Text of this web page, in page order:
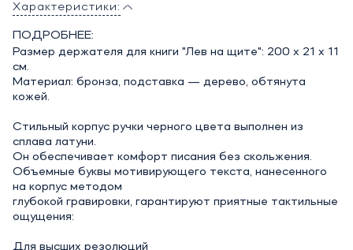
Характеристики:
ПОДРОБНЕЕ:
Размер держателя для книги "Лев на щите": 200 х 21 х 11
см.
Материал: бронза, подставка — дерево, обтянута
кожей.
Стильный корпус ручки черного цвета выполнен из
сплава латуни.
Он обеспечивает комфорт писания без скольжения.
Объемные буквы мотивирующего текста, нанесенного
на корпус методом
глубокой гравировки, гарантируют приятные тактильные
ощущения:
Для высших резолюций